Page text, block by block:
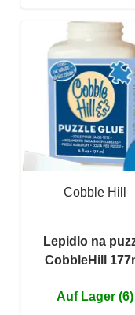
Cobble Hill
Lepidlo na
CobbleHill
Auf Lager (6)